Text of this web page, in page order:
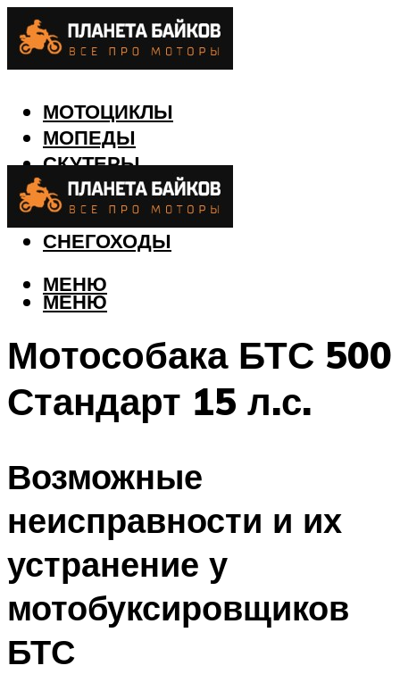
МОТОЦИКЛЫ
МОПЕДЫ
СКУТЕРЫ
КВАДРОЦИКЛЫ
ЛОДКИ
СНЕГОХОДЫ
МЕНЮ
МЕНЮ
Мотособака БТС 500
Стандарт 15 л.с.
Возможные
неисправности и их
устранение у
мотобуксировщиков
БТС